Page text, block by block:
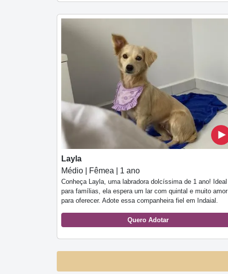
Layla
Médio | Fêmea | 1 ano
Conheça Layla, uma labradora dolcíssima de 1 ano! Ideal
para famílias, ela espera um lar com quintal e muito amor
para oferecer. Adote essa companheira fiel em Indaial.
Quero Adotar